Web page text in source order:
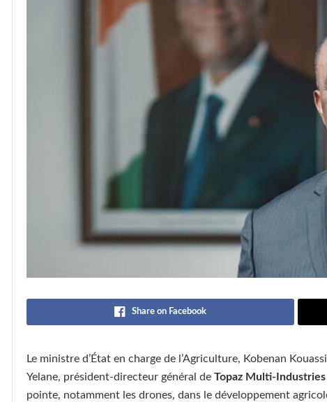
Share on Facebook
Le ministre d’État en charge de l’Agriculture, Kobenan
Yelane, président-directeur général de Topaz Multi-Industries
pointe, notamment les drones, dans le développement